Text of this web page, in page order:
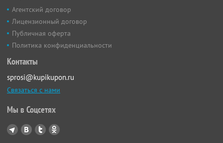
Агентский договор
Лицензионный договор
Публичная оферта
Политика конфиденциальности
Контакты
sprosi@kupikupon.ru
Связаться с нами
Мы в Соцсетях